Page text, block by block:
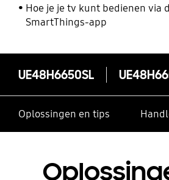
Hoe je je tv kunt bedienen via
SmartThings-app
UE48H6650SL
Oplossingen en tips